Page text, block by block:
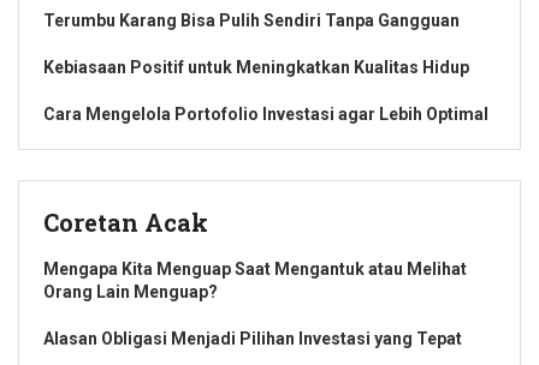
Terumbu Karang Bisa Pulih Sendiri Tanpa Gangguan
Kebiasaan Positif untuk Meningkatkan Kualitas Hidup
Cara Mengelola Portofolio Investasi agar Lebih Optimal
Coretan Acak
Mengapa Kita Menguap Saat Mengantuk atau Melihat
Orang Lain Menguap?
Alasan Obligasi Menjadi Pilihan Investasi yang Tepat